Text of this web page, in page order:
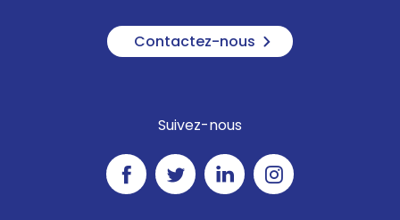
Contactez-nous
Suivez-nous